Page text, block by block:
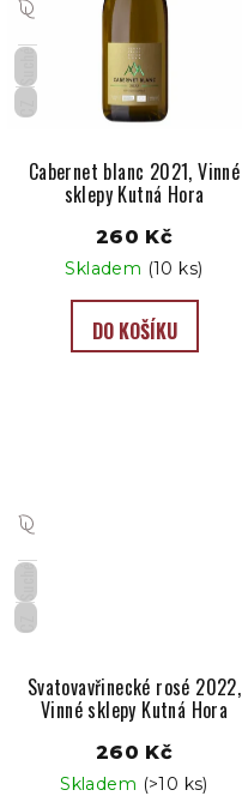
CZ
Suché
Cabernet blanc 2021, Vinné
sklepy Kutná Hora
260 Kč
Skladem (10 ks)
DO KOŠÍKU
CZ
Suché
Svatovavřinecké rosé 2022,
Vinné sklepy Kutná Hora
260 Kč
Skladem (>10 ks)